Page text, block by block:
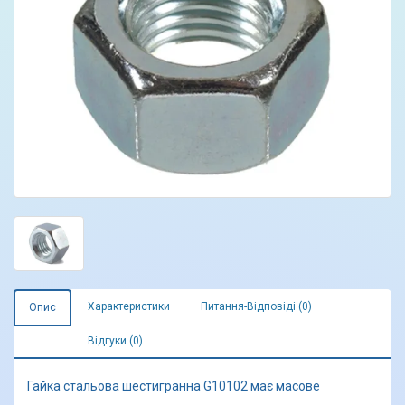
Опис Характеристики Питання-Відповіді (0)
Відгуки (0)
Гайка стальова шестигранна G10102 має масове